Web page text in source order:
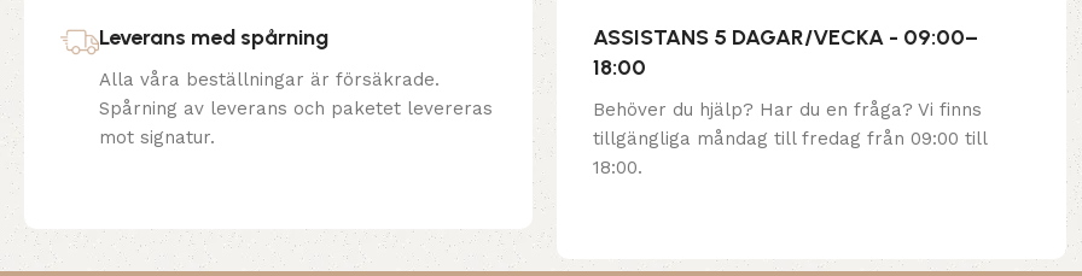
Leverans med spårning
Alla våra beställningar är försäkrade.
Spårning av leverans och paketet levereras
mot signatur.
ASSISTANS 5 DAGAR/VECKA - 09:00–
18:00
Behöver du hjälp? Har du en fråga? Vi finns
tillgängliga måndag till fredag från 09:00 till
18:00.